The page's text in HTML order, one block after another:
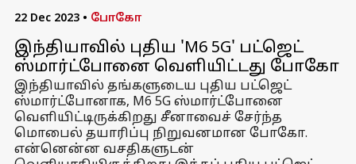
22 Dec 2023 • போகோ
இந்தியாவில் புதிய 'M6 5G' பட்ஜெட்
ஸ்மார்ட்போனை வெளியிட்டது போகோ
இந்தியாவில் தங்களுடைய புதிய பட்ஜெட்
ஸ்மார்ட்போனாக, M6 5G ஸ்மார்ட்போனை
வெளியிட்டிருக்கிறது சீனாவைச் சேர்ந்த
மொபைல் தயாரிப்பு நிறுவனமான போகோ.
என்னென்ன வசதிகளுடன்